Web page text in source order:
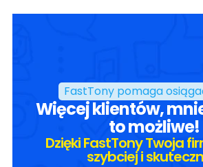
FastTony pomaga
Więcej klientów,
to możliwe!
Dzięki FastTony Twoja
szybciej i